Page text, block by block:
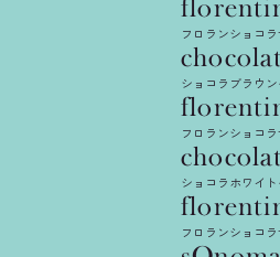
フロランショコ
ショコラブラウ
フロランショコ
ショコラホワイト
フロランショコ